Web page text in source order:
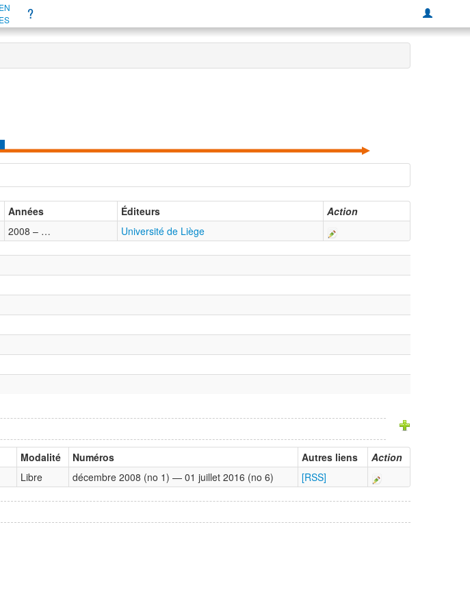
EN
ES
?
Années Éditeurs
Action
2008 – … Université de Liège
Modalité Numéros Autres liens
Action
Libre décembre 2008 (no 1) — 01 juillet 2016 (no 6) [RSS]